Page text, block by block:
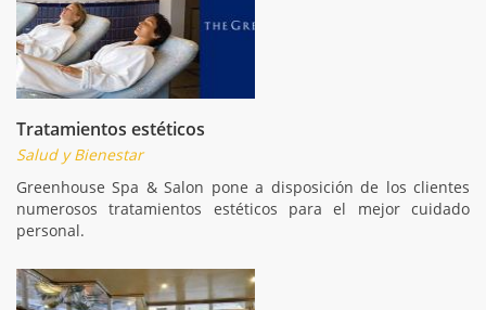
Tratamientos estéticos
Salud y Bienestar
Greenhouse Spa & Salon pone a disposición de los clientes
numerosos tratamientos estéticos para el mejor cuidado
personal.